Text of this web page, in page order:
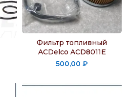
Фильтр топливный
ACDelco ACD8011E
500,00 ₽